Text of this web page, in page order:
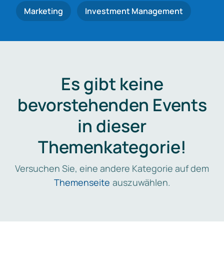
Marketing Investment Management
Es gibt keine
bevorstehenden Events
in dieser
Themenkategorie!
Versuchen Sie, eine andere Kategorie auf dem
Themenseite auszuwählen.